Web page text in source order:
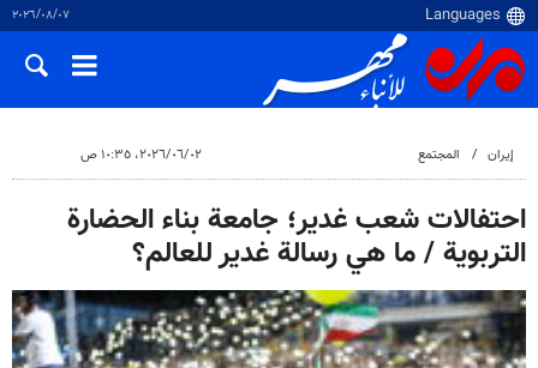
٠٧‏/٠٨‏/٢٠٢٦
إيران المجتمع ٠٢‏/٠٦‏/٢٠٢٦، ١٠:٣٥ ص
احتفالات شعب غدير؛ جامعة بناء الحضارة
التربوية / ما هي رسالة غدير للعالم؟